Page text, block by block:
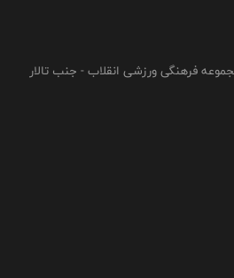
فرهنگی ورزشی انقلاب - جنب تالار